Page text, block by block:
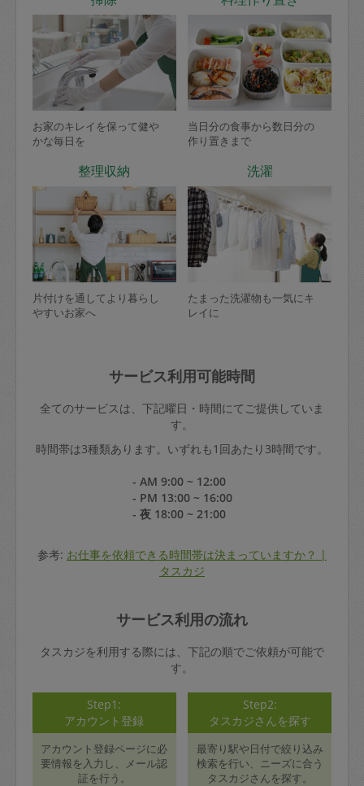
お家のキレイを保って健や
かな毎日を
当日分の食事から数日分の
作り置きまで
整理収納
片付けを通してより暮らし
やすいお家へ
洗濯
たまった洗濯物も一気にキ
レイに
サービス利用可能時間
全てのサービスは、下記曜日・時間にてご提供していま
す。
時間帯は3種類あります。いずれも1回あたり3時間です。
- AM 9:00 ~ 12:00
- PM 13:00 ~ 16:00
- 夜 18:00 ~ 21:00
参考: お仕事を依頼できる時間帯は決まっていますか？ |
タスカジ
サービス利用の流れ
タスカジを利用する際には、下記の順でご依頼が可能で
す。
Step1:
アカウント登録
アカウント登録ページに必
要情報を入力し、メール認
証を行う。
Step2:
タスカジさんを探す
最寄り駅や日付で絞り込み
検索を行い、ニーズに合う
タスカジさんを探す。